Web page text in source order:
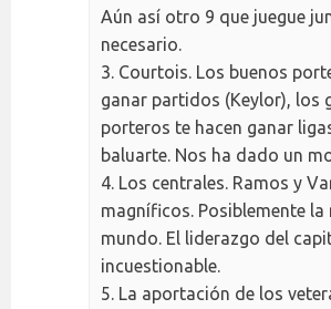
Aún así otro 9 que juegue
necesario.
3. Courtois. Los buenos
ganar partidos (Keylor), los
porteros te hacen ganar
baluarte. Nos ha dado un
4. Los centrales. Ramos y
magníficos. Posiblemente
mundo. El liderazgo del
incuestionable.
5. La aportación de los